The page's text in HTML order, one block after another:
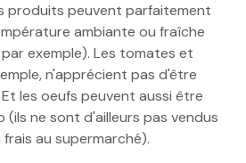
produits peuvent parfaitement
ambiante ou fraîche
exemple). Les tomates et
n'apprécient pas d'être
les oeufs peuvent aussi être
(ils ne sont d'ailleurs pas vendus
au supermarché).